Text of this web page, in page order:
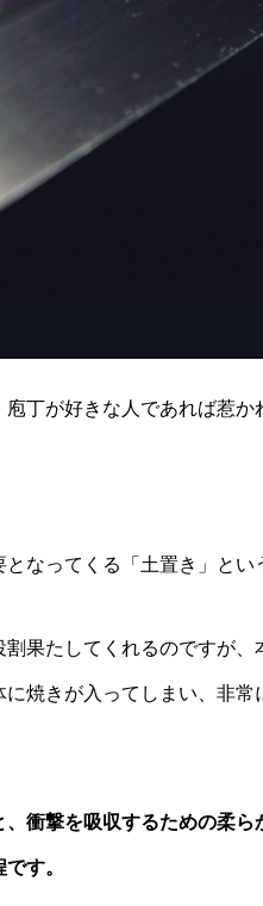
丁が好きな人であれば惹か
なってくる「土置き」とい
果たしてくれるのですが、
焼きが入ってしまい、非常
衝撃を吸収するための柔
す。